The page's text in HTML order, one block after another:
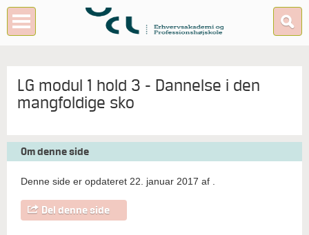
LG modul 1 hold 3 - Dannelse i den
mangfoldige sko
Om denne side
Denne side er opdateret 22. januar 2017 af
Del denne side